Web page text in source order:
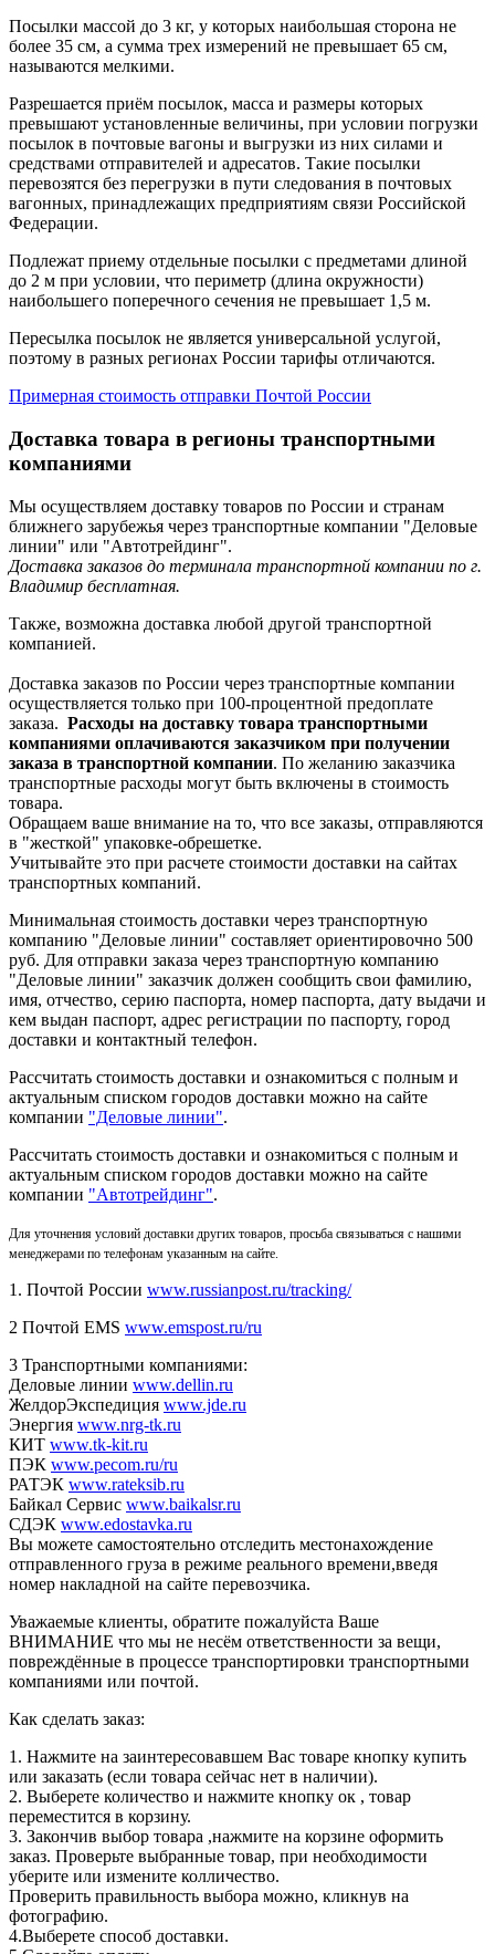
Посылки массой до 3 кг, у которых наибольшая сторона не
более 35 см, а сумма трех измерений не превышает 65 см,
называются мелкими.
Разрешается приём посылок, масса и размеры которых
превышают установленные величины, при условии погрузки
посылок в почтовые вагоны и выгрузки из них силами и
средствами отправителей и адресатов. Такие посылки
перевозятся без перегрузки в пути следования в почтовых
вагонных, принадлежащих предприятиям связи Российской
Федерации.
Подлежат приему отдельные посылки с предметами длиной
до 2 м при условии, что периметр (длина окружности)
наибольшего поперечного сечения не превышает 1,5 м.
Пересылка посылок не является универсальной услугой,
поэтому в разных регионах России тарифы отличаются.
Примерная стоимость отправки Почтой России
Доставка товара в регионы транспортными
компаниями
Мы осуществляем доставку товаров по России и странам
ближнего зарубежья через транспортные компании "Деловые
линии" или "Автотрейдинг".
Доставка заказов до терминала транспортной компании по г.
Владимир бесплатная.
Также, возможна доставка любой другой транспортной
компанией.
Доставка заказов по России через транспортные компании
осуществляется только при 100-процентной предоплате
заказа. Расходы на доставку товара транспортными
компаниями оплачиваются заказчиком при получении
заказа в транспортной компании. По желанию заказчика
транспортные расходы могут быть включены в стоимость
товара.
Обращаем ваше внимание на то, что все заказы, отправляются
в "жесткой" упаковке-обрешетке.
Учитывайте это при расчете стоимости доставки на сайтах
транспортных компаний.
Минимальная стоимость доставки через транспортную
компанию "Деловые линии" составляет ориентировочно 500
руб. Для отправки заказа через транспортную компанию
"Деловые линии" заказчик должен сообщить свои фамилию,
имя, отчество, серию паспорта, номер паспорта, дату выдачи и
кем выдан паспорт, адрес регистрации по паспорту, город
доставки и контактный телефон.
Рассчитать стоимость доставки и ознакомиться с полным и
актуальным списком городов доставки можно на сайте
компании "Деловые линии".
Рассчитать стоимость доставки и ознакомиться с полным и
актуальным списком городов доставки можно на сайте
компании "Автотрейдинг".
Для уточнения условий доставки других товаров, просьба связываться с нашими
менеджерами по телефонам указанным на сайте.
1. Почтой России www.russianpost.ru/tracking/
2 Почтой EMS www.emspost.ru/ru
3 Транспортными компаниями:
Деловые линии www.dellin.ru
ЖелдорЭкспедиция www.jde.ru
Энергия www.nrg-tk.ru
КИТ www.tk-kit.ru
ПЭК www.pecom.ru/ru
РАТЭК www.rateksib.ru
Байкал Сервис www.baikalsr.ru
СДЭК www.edostavka.ru
Вы можете самостоятельно отследить местонахождение
отправленного груза в режиме реального времени,введя
номер накладной на сайте перевозчика.
Уважаемые клиенты, обратите пожалуйста Ваше
ВНИМАНИЕ что мы не несём ответственности за вещи,
повреждённые в процессе транспортировки транспортными
компаниями или почтой.
Как сделать заказ:
1. Нажмите на заинтересовавшем Вас товаре кнопку купить
или заказать (если товара сейчас нет в наличии).
2. Выберете количество и нажмите кнопку ок , товар
переместится в корзину.
3. Закончив выбор товара ,нажмите на корзине оформить
заказ. Проверьте выбранные товар, при необходимости
уберите или измените колличество.
Проверить правильность выбора можно, кликнув на
фотографию.
4.Выберете способ доставки.